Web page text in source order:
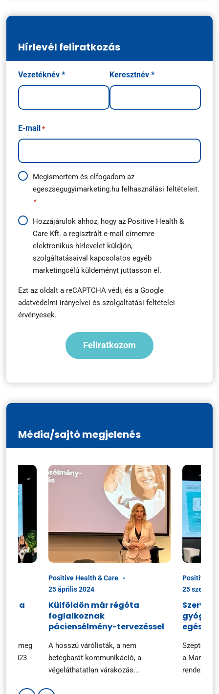
Hírlevél feliratkozás
Név
*
Vezetéknév * Keresztnév *
E-mail *
Adatkezelési
útmutató
Megismertem és elfogadom az
egeszsegugyimarketing.hu felhasználási feltételeit.
*
Hírlevél
feliratkozás
Hozzájárulok ahhoz, hogy az Positive Health &
Care Kft. a regisztrált e-mail címemre
elektronikus hírlevelet küldjön,
szolgáltatásaival kapcsolatos egyéb
marketingcélú küldeményt juttasson el.
Ezt az oldalt a reCAPTCHA védi, és a Google
adatvédelmi irányelvei és szolgáltatási feltételei
érvényesek.
Média/sajtó megjelenés
a
meg
2023
Positive Health & Care
25 április 2024
Külföldön már régóta
foglalkoznak
páciensélmény-tervezéssel
A hosszú várólisták, a nem
betegbarát kommunikáció, a
végeláthatatlan várakozás...
Positive
25
a